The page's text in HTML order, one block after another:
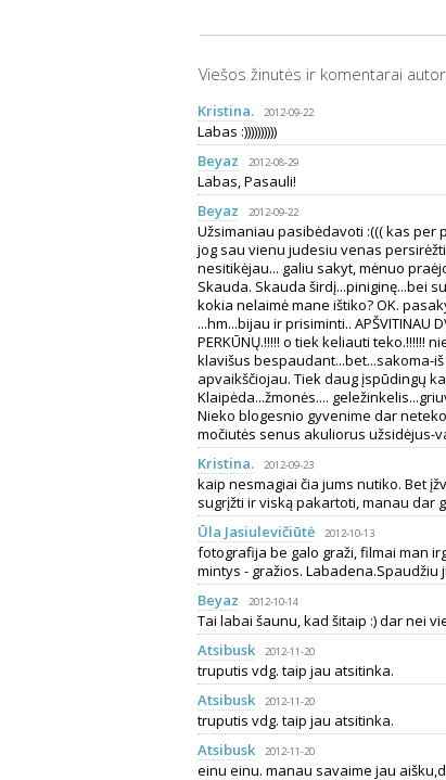
Viešos žinutės ir komentarai
Kristina. 2012-09-22
Labas :))))))))))
Beyaz
2012-08-29
Labas, Pasauli!
Beyaz
2012-09-22
Užsimaniau pasibėdavoti :((( kas
jog sau vienu judesiu venas
nesitikėjau... galiu sakyt, mėnuo
Skauda. Skauda širdį...piniginę...bei
kokia nelaimė mane ištiko? OK.
...hm...bijau ir prisiminti.. APŠVITINAU
PERKŪNŲ.!!!!! o tiek keliauti teko.!!!!!!
klavišus bespaudant...bet...sakoma-
apvaikščiojau. Tiek daug įspūdingų
Klaipėda...žmonės....
Nieko blogesnio gyvenime dar
močiutės senus akuliorus užsidėjus-
Kristina.
2012-09-23
kaip nesmagiai čia jums nutiko. Bet
sugrįžti ir viską pakartoti, manau dar
Ūla Jasiulevičiūtė
2012-10-13
fotografija be galo graži, filmai man
mintys - gražios. Labadena.Spaudžiu
Beyaz
2012-10-14
Tai labai šaunu, kad šitaip :) dar nei
Atsibusk
2012-11-20
truputis vdg. taip jau atsitinka.
Atsibusk
2012-11-20
truputis vdg. taip jau atsitinka.
Atsibusk
2012-11-20
einu einu. manau savaime jau